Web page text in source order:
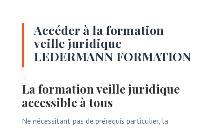
Accéder à la formation
veille juridique
LEDERMANN FORMATION
La formation veille juridique
accessible à tous
Ne nécessitant pas de prérequis particulier, la